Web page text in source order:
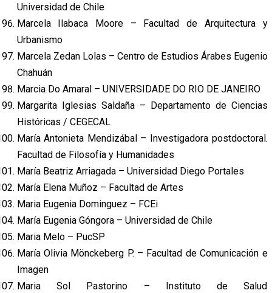
Universidad de Chile
Marcela Ilabaca Moore – Facultad de Arquitectura y
Urbanismo
Marcela Zedan Lolas – Centro de Estudios Árabes Eugenio
Chahuán
Marcia Do Amaral – UNIVERSIDADE DO RIO DE JANEIRO
Margarita Iglesias Saldaña – Departamento de Ciencias
Históricas / CEGECAL
María Antonieta Mendizábal – Investigadora postdoctoral.
Facultad de Filosofía y Humanidades
María Beatriz Arriagada – Universidad Diego Portales
María Elena Muñoz – Facultad de Artes
Maria Eugenia Dominguez – FCEi
María Eugenia Góngora – Universidad de Chile
Maria Melo – PucSP
María Olivia Mönckeberg P. – Facultad de Comunicación e
Imagen
Maria Sol Pastorino – Instituto de Salud